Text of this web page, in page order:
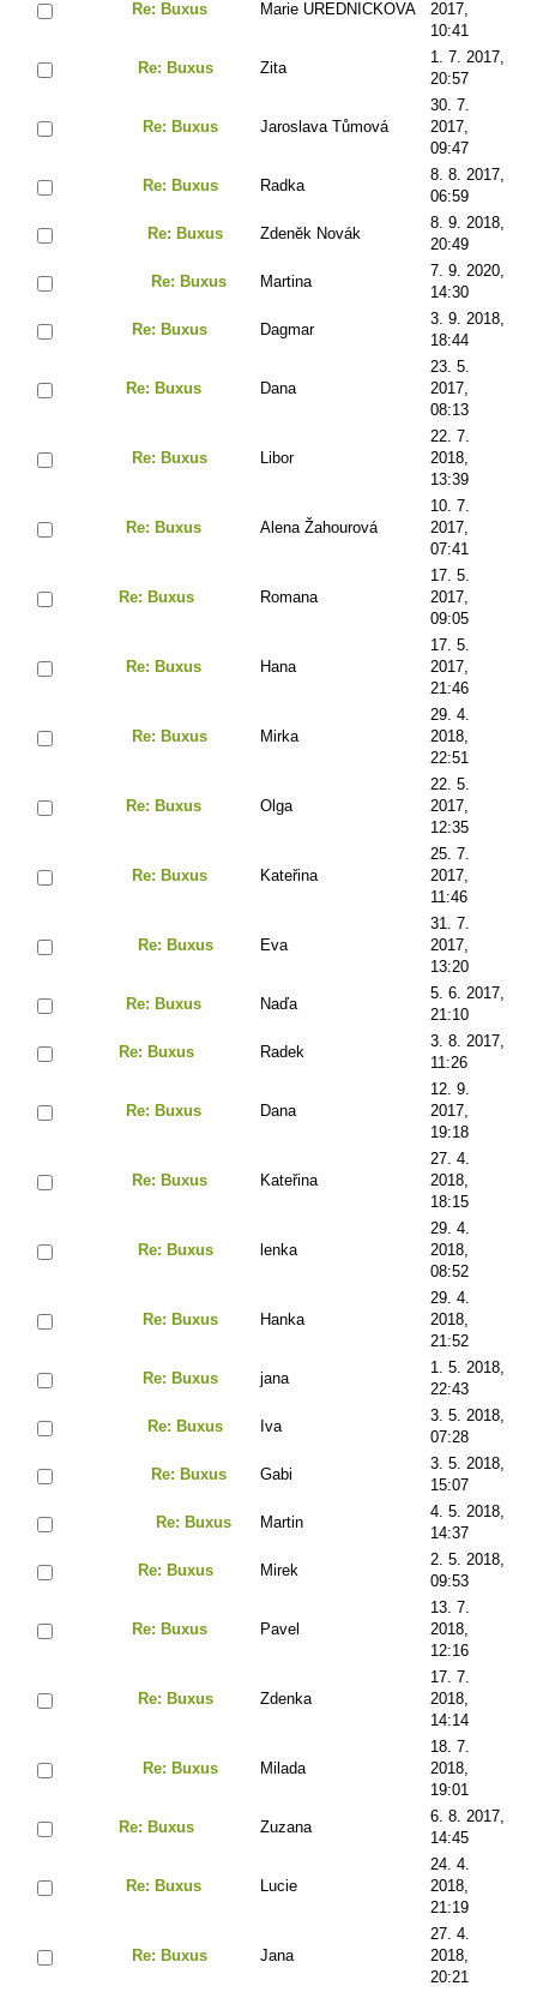
Re: Buxus Marie UREDNICKOVA
2017,
10:41
Re: Buxus Zita
1. 7. 2017,
20:57
Re: Buxus Jaroslava Tůmová
30. 7.
2017,
09:47
Re: Buxus Radka
8. 8. 2017,
06:59
Re: Buxus Zdeněk Novák
8. 9. 2018,
20:49
Re: Buxus Martina
7. 9. 2020,
14:30
Re: Buxus Dagmar
3. 9. 2018,
18:44
Re: Buxus Dana
23. 5.
2017,
08:13
Re: Buxus Libor
22. 7.
2018,
13:39
Re: Buxus Alena Žahourová
10. 7.
2017,
07:41
Re: Buxus Romana
17. 5.
2017,
09:05
Re: Buxus Hana
17. 5.
2017,
21:46
Re: Buxus Mirka
29. 4.
2018,
22:51
Re: Buxus Olga
22. 5.
2017,
12:35
Re: Buxus Kateřina
25. 7.
2017,
11:46
Re: Buxus Eva
31. 7.
2017,
13:20
Re: Buxus Naďa
5. 6. 2017,
21:10
Re: Buxus Radek
3. 8. 2017,
11:26
Re: Buxus Dana
12. 9.
2017,
19:18
Re: Buxus Kateřina
27. 4.
2018,
18:15
Re: Buxus lenka
29. 4.
2018,
08:52
Re: Buxus Hanka
29. 4.
2018,
21:52
Re: Buxus jana
1. 5. 2018,
22:43
Re: Buxus Iva
3. 5. 2018,
07:28
Re: Buxus Gabi
3. 5. 2018,
15:07
Re: Buxus Martin
4. 5. 2018,
14:37
Re: Buxus Mirek
2. 5. 2018,
09:53
Re: Buxus Pavel
13. 7.
2018,
12:16
Re: Buxus Zdenka
17. 7.
2018,
14:14
Re: Buxus Milada
18. 7.
2018,
19:01
Re: Buxus Zuzana
6. 8. 2017,
14:45
Re: Buxus Lucie
24. 4.
2018,
21:19
Re: Buxus Jana
27. 4.
2018,
20:21